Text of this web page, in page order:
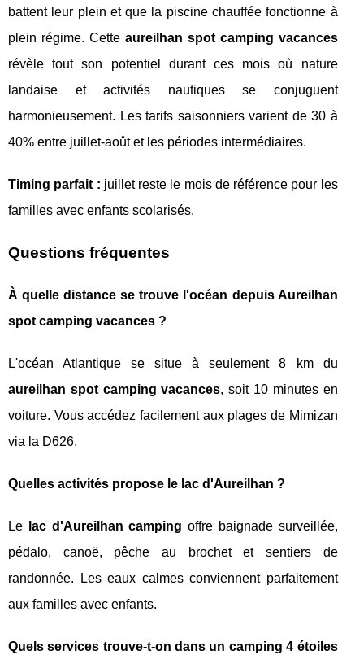
battent leur plein et que la piscine chauffée fonctionne à
plein régime. Cette aureilhan spot camping vacances
révèle tout son potentiel durant ces mois où nature
landaise et activités nautiques se conjuguent
harmonieusement. Les tarifs saisonniers varient de 30 à
40% entre juillet-août et les périodes intermédiaires.
Timing parfait : juillet reste le mois de référence pour les
familles avec enfants scolarisés.
Questions fréquentes
À quelle distance se trouve l'océan depuis Aureilhan
spot camping vacances ?
L'océan Atlantique se situe à seulement 8 km du
aureilhan spot camping vacances, soit 10 minutes en
voiture. Vous accédez facilement aux plages de Mimizan
via la D626.
Quelles activités propose le lac d'Aureilhan ?
Le lac d'Aureilhan camping offre baignade surveillée,
pédalo, canoë, pêche au brochet et sentiers de
randonnée. Les eaux calmes conviennent parfaitement
aux familles avec enfants.
Quels services trouve-t-on dans un camping 4 étoiles